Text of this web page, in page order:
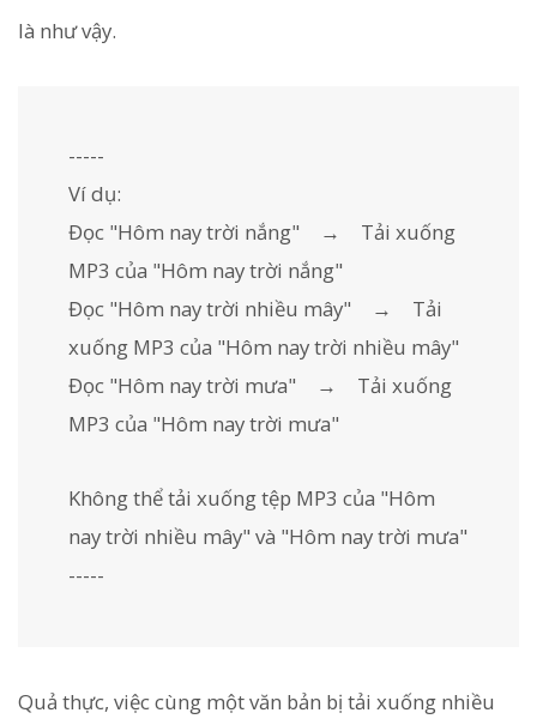
là như vậy.
-----
Ví dụ:
Đọc "Hôm nay trời nắng" → Tải xuống
MP3 của "Hôm nay trời nắng"
Đọc "Hôm nay trời nhiều mây" → Tải
xuống MP3 của "Hôm nay trời nhiều mây"
Đọc "Hôm nay trời mưa" → Tải xuống
MP3 của "Hôm nay trời mưa"
Không thể tải xuống tệp MP3 của "Hôm
nay trời nhiều mây" và "Hôm nay trời mưa"
-----
Quả thực, việc cùng một văn bản bị tải xuống nhiều